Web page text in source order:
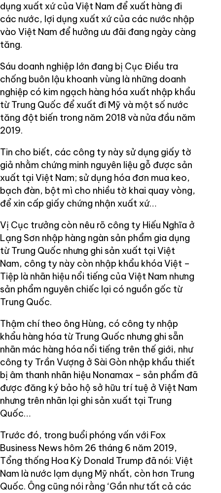
dụng xuất xứ của Việt Nam để xuất hàng đi
các nước, lợi dụng xuất xứ của các nước nhập
vào Việt Nam để hưởng ưu đãi đang ngày càng
tăng.
Sáu doanh nghiệp lớn đang bị Cục Điều tra
chống buôn lậu khoanh vùng là những doanh
nghiệp có kim ngạch hàng hóa xuất nhập khẩu
từ Trung Quốc để xuất đi Mỹ và một số nước
tăng đột biến trong năm 2018 và nửa đầu năm
2019.
Tin cho biết, các công ty này sử dụng giấy tờ
giả nhằm chứng minh nguyên liệu gỗ được sản
xuất tại Việt Nam; sử dụng hóa đơn mua keo,
bạch đàn, bột mì cho nhiều tờ khai quay vòng,
để xin cấp giấy chứng nhận xuất xứ…
Vị Cục trưởng còn nêu rõ công ty Hiếu Nghĩa ở
Lạng Sơn nhập hàng ngàn sản phẩm gia dụng
từ Trung Quốc nhưng ghi sản xuất tại Việt
Nam, công ty này còn nhập khẩu khóa Việt –
Tiệp là nhãn hiệu nổi tiếng của Việt Nam nhưng
sản phẩm nguyên chiếc lại có nguồn gốc từ
Trung Quốc.
Thậm chí theo ông Hùng, có công ty nhập
khẩu hàng hóa từ Trung Quốc nhưng ghi sẵn
nhãn mác hàng hóa nổi tiếng trên thế giới, như
công ty Trần Vượng ở Sài Gòn nhập khẩu thiết
bị âm thanh nhãn hiệu Nonamax – sản phẩm đã
được đăng ký bảo hộ sở hữu trí tuệ ở Việt Nam
nhưng trên nhãn lại ghi sản xuất tại Trung
Quốc…
Trước đó, trong buổi phóng vấn với Fox
Business News hôm 26 tháng 6 năm 2019,
Tổng thống Hoa Kỳ Donald Trump đã nói: Việt
Nam là nước lạm dụng Mỹ nhất, còn hơn Trung
Quốc. Ông cũng nói rằng ‘Gần như tất cả các